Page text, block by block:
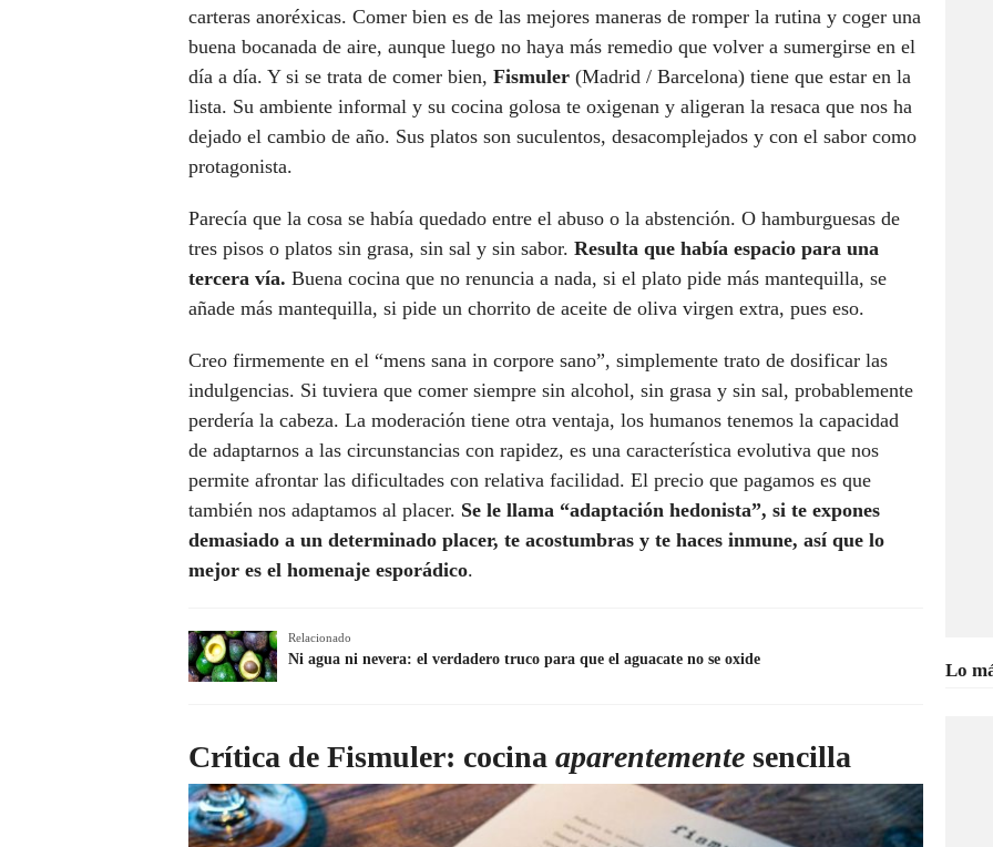
carteras anoréxicas. Comer bien es de las mejores maneras de romper la rutina y coger una
buena bocanada de aire, aunque luego no haya más remedio que volver a sumergirse en el
día a día. Y si se trata de comer bien, Fismuler (Madrid / Barcelona) tiene que estar en la
lista. Su ambiente informal y su cocina golosa te oxigenan y aligeran la resaca que nos ha
dejado el cambio de año. Sus platos son suculentos, desacomplejados y con el sabor como
protagonista.
Parecía que la cosa se había quedado entre el abuso o la abstención. O hamburguesas de
tres pisos o platos sin grasa, sin sal y sin sabor. Resulta que había espacio para una
tercera vía. Buena cocina que no renuncia a nada, si el plato pide más mantequilla, se
añade más mantequilla, si pide un chorrito de aceite de oliva virgen extra, pues eso.
Creo firmemente en el “mens sana in corpore sano”, simplemente trato de dosificar las
indulgencias. Si tuviera que comer siempre sin alcohol, sin grasa y sin sal, probablemente
perdería la cabeza. La moderación tiene otra ventaja, los humanos tenemos la capacidad
de adaptarnos a las circunstancias con rapidez, es una característica evolutiva que nos
permite afrontar las dificultades con relativa facilidad. El precio que pagamos es que
también nos adaptamos al placer. Se le llama “adaptación hedonista”, si te expones
demasiado a un determinado placer, te acostumbras y te haces inmune, así que lo
mejor es el homenaje esporádico.
Relacionado
Ni agua ni nevera: el verdadero truco para que el aguacate no se oxide
Crítica de Fismuler: cocina aparentemente sencilla
Lo